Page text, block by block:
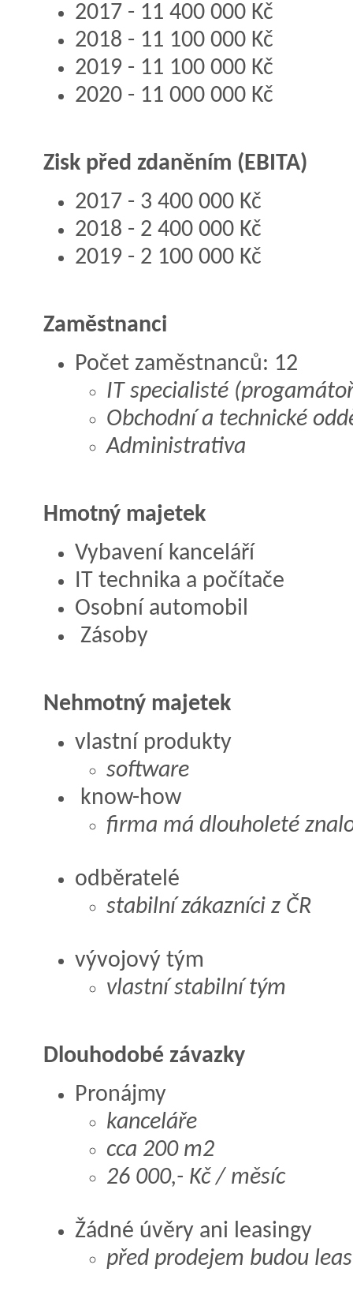
2017 - 11 400 000 Kč
2018 - 11 100 000 Kč
2019 - 11 100 000 Kč
2020 - 11 000 000 Kč
Zisk před zdaněním (EBITA)
2017 - 3 400 000 Kč
2018 - 2 400 000 Kč
2019 - 2 100 000 Kč
Zaměstnanci
Počet zaměstnanců: 12
IT specialisté
Obchodní a technické
Administrativa
Hmotný majetek
Vybavení kanceláří
IT technika a počítače
Osobní automobil
Zásoby
Nehmotný majetek
vlastní produkty
software
know-how
firma má dlouholeté
odběratelé
stabilní zákazníci z ČR
vývojový tým
vlastní stabilní tým
Dlouhodobé závazky
Pronájmy
kanceláře
cca 200 m2
26 000,- Kč / měsíc
Žádné úvěry ani leasingy
před prodejem budou